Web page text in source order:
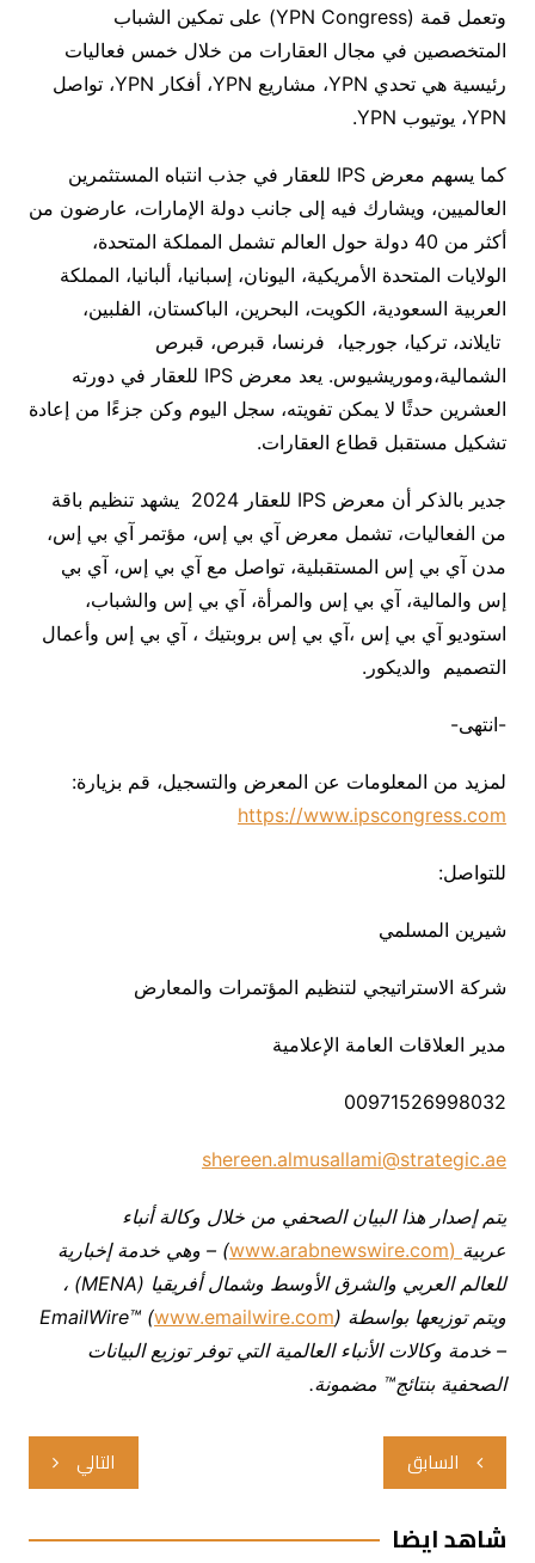
وتعمل قمة (YPN Congress) على تمكين الشباب
المتخصصين في مجال العقارات من خلال خمس فعاليات
رئيسية هي تحدي YPN، مشاريع YPN، أفكار YPN، تواصل
YPN، يوتيوب YPN.
كما يسهم معرض IPS للعقار في جذب انتباه المستثمرين
العالميين، ويشارك فيه إلى جانب دولة الإمارات، عارضون من
أكثر من 40 دولة حول العالم تشمل المملكة المتحدة،
الولايات المتحدة الأمريكية، اليونان، إسبانيا، ألبانيا، المملكة
العربية السعودية، الكويت، البحرين، الباكستان، الفلبين،
تايلاند، تركيا، جورجيا، فرنسا، قبرص، قبرص
الشمالية،وموريشيوس. يعد معرض IPS للعقار في دورته
العشرين حدثًا لا يمكن تفويته، سجل اليوم وكن جزءًا من إعادة
تشكيل مستقبل قطاع العقارات.
جدير بالذكر أن معرض IPS للعقار 2024 يشهد تنظيم باقة
من الفعاليات، تشمل معرض آي بي إس، مؤتمر آي بي إس،
مدن آي بي إس المستقبلية، تواصل مع آي بي إس، آي بي
إس والمالية، آي بي إس والمرأة، آي بي إس والشباب،
استوديو آي بي إس ،آي بي إس بروبتيك ، آي بي إس وأعمال
التصميم والديكور.
-انتهى-
لمزيد من المعلومات عن المعرض والتسجيل، قم بزيارة:
https://www.ipscongress.com
للتواصل:
شيرين المسلمي
شركة الاستراتيجي لتنظيم المؤتمرات والمعارض
مدير العلاقات العامة الإعلامية
00971526998032
shereen.almusallami@strategic.ae
يتم إصدار هذا البيان الصحفي من خلال وكالة أنباء
عربية (www.arabnewswire.com
) – وهي خدمة إخبارية
للعالم العربي والشرق الأوسط وشمال أفريقيا (MENA)
،
ويتم توزيعها بواسطة
EmailWire™ (www.emailwire.com)
– خدمة وكالات الأنباء العالمية التي توفر توزيع البيانات
الصحفية بنتائج™ مضمونة.
تصفّح
المقالات
السابق التالي
شاهد ايضا